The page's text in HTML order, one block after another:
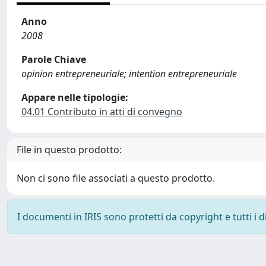
Anno
2008
Parole Chiave
opinion entrepreneuriale; intention entrepreneuriale
Appare nelle tipologie:
04.01 Contributo in atti di convegno
File in questo prodotto:
Non ci sono file associati a questo prodotto.
I documenti in IRIS sono protetti da copyright e tutti i